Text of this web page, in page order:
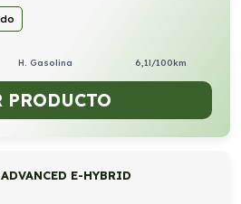
H. Gasolina 6,1l/100km
PRODUCTO
E-HYBRID